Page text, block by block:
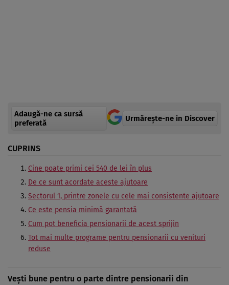
Adaugă-ne ca sursă
preferată
Urmărește-ne in Discover
CUPRINS
Cine poate primi cei 540 de lei în plus
De ce sunt acordate aceste ajutoare
Sectorul 1, printre zonele cu cele mai consistente ajutoare
Ce este pensia minimă garantată
Cum pot beneficia pensionarii de acest sprijin
Tot mai multe programe pentru pensionarii cu venituri
reduse
Vești bune pentru o parte dintre pensionarii din